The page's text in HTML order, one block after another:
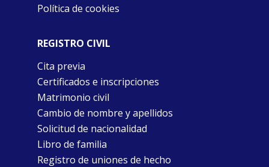
Política de cookies
REGISTRO CIVIL
Cita previa
Certificados e inscripciones
Matrimonio civil
Cambio de nombre y apellidos
Solicitud de nacionalidad
Libro de familia
Registro de uniones de hecho